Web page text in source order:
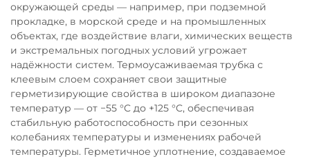
окружающей среды — например, при подземной
прокладке, в морской среде и на промышленных
объектах, где воздействие влаги, химических веществ
и экстремальных погодных условий угрожает
надёжности систем. Термоусаживаемая трубка с
клеевым слоем сохраняет свои защитные
герметизирующие свойства в широком диапазоне
температур — от −55 °C до +125 °C, обеспечивая
стабильную работоспособность при сезонных
колебаниях температуры и изменениях рабочей
температуры. Герметичное уплотнение, создаваемое